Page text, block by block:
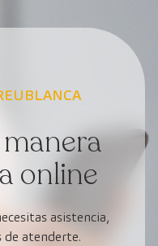
online
asistencia,
de atenderte.